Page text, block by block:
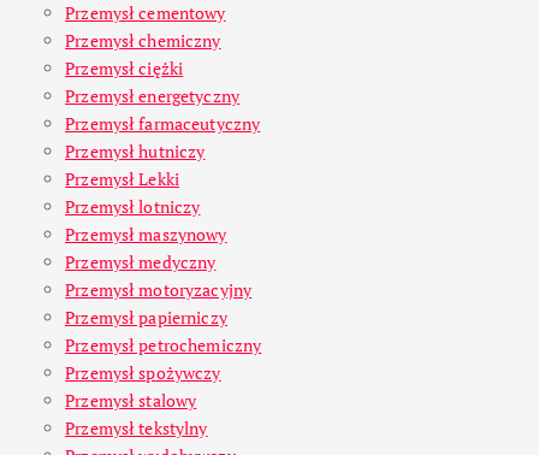
Przemysł cementowy
Przemysł chemiczny
Przemysł ciężki
Przemysł energetyczny
Przemysł farmaceutyczny
Przemysł hutniczy
Przemysł Lekki
Przemysł lotniczy
Przemysł maszynowy
Przemysł medyczny
Przemysł motoryzacyjny
Przemysł papierniczy
Przemysł petrochemiczny
Przemysł spożywczy
Przemysł stalowy
Przemysł tekstylny